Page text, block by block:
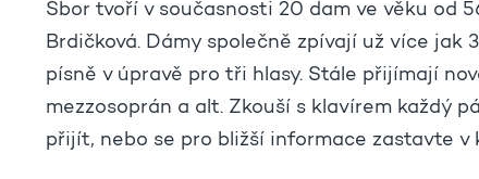
Sbor tvoří v současnosti 20 dam ve věku od
Brdičková. Dámy společně zpívají už více
písně v úpravě pro tři hlasy. Stále přijímají
mezzosoprán a alt. Zkouší s klavírem každý
přijít, nebo se pro bližší informace zastavte v